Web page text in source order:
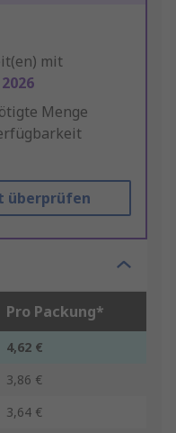
mit
Menge
überprüfen
Pro Packung*
4,62 €
3,86 €
3,64 €